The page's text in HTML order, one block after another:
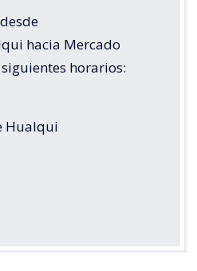
hacia Mercado
horarios:
Hualqui